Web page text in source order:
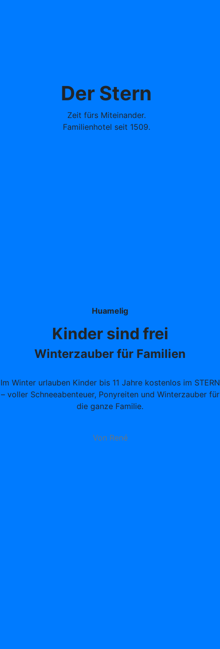
Der Stern
Zeit fürs Miteinander.
Familienhotel seit 1509.
Huamelig
Kinder sind frei
Winterzauber für Familien
Im Winter urlauben Kinder bis 11 Jahre kostenlos im STERN
– voller Schneeabenteuer, Ponyreiten und Winterzauber für
die ganze Familie.
Von René